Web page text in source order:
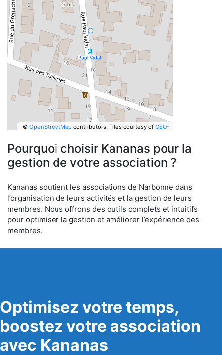
© OpenStreetMapcontributors. Tiles courtesy of GEO-
Pourquoi choisir Kananas pour la
gestion de votre association ?
Kananas soutient les associations de Narbonne dans
l’organisation de leurs activités et la gestion de leurs
membres. Nous offrons des outils complets et intuitifs
pour optimiser la gestion et améliorer l’expérience des
membres.
Optimisez votre temps,
boostez votre association
avec Kananas